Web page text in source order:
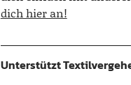
dich hier an!
Unterstützt